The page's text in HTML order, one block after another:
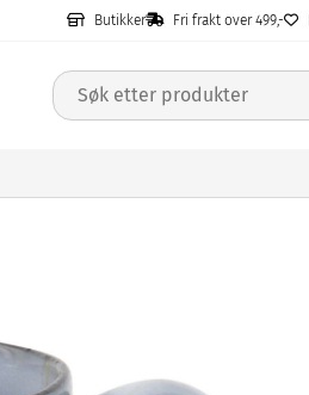
Butikker Fri frakt over 499,-